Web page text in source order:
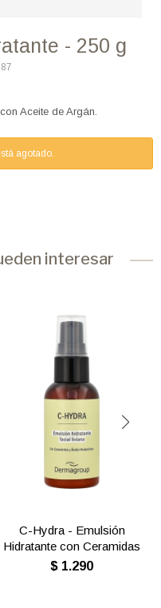
- 250 g
Aceite de Argán.
agotado.
interesar
C-Hydra - Emulsión
Hidratante con Ceramidas
$ 1.290